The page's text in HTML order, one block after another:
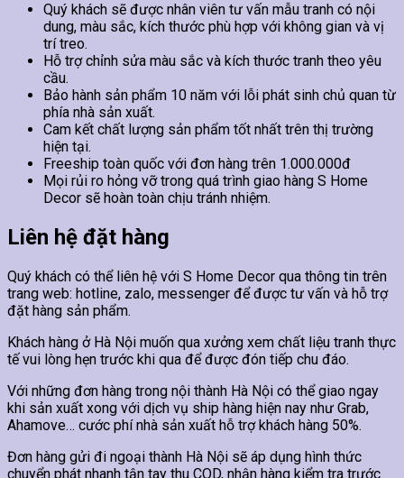
Quý khách sẽ được nhân viên tư vấn mẫu tranh có nội
dung, màu sắc, kích thước phù hợp với không gian và vị
trí treo.
Hỗ trợ chỉnh sửa màu sắc và kích thước tranh theo yêu
cầu.
Bảo hành sản phẩm 10 năm với lỗi phát sinh chủ quan từ
phía nhà sản xuất.
Cam kết chất lượng sản phẩm tốt nhất trên thị trường
hiện tại.
Freeship toàn quốc với đơn hàng trên 1.000.000đ
Mọi rủi ro hỏng vỡ trong quá trình giao hàng S Home
Decor sẽ hoàn toàn chịu tránh nhiệm.
Liên hệ đặt hàng
Quý khách có thể liên hệ với S Home Decor qua thông tin trên
trang web: hotline, zalo, messenger để được tư vấn và hỗ trợ
đặt hàng sản phẩm.
Khách hàng ở Hà Nội muốn qua xưởng xem chất liệu tranh thực
tế vui lòng hẹn trước khi qua để được đón tiếp chu đáo.
Với những đơn hàng trong nội thành Hà Nội có thể giao ngay
khi sản xuất xong với dịch vụ ship hàng hiện nay như Grab,
Ahamove… cước phí nhà sản xuất hỗ trợ khách hàng 50%.
Đơn hàng gửi đi ngoại thành Hà Nội sẽ áp dụng hình thức
chuyển phát nhanh tận tay thu COD, nhận hàng kiểm tra trước